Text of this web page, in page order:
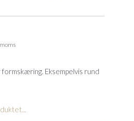
Eksempelvis rund